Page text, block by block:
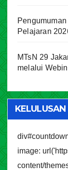
Pelajaran
MTsN 29
melalui
KELULUSAN
image:
content/